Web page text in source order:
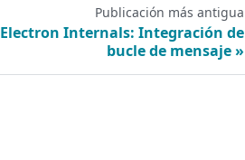
Publicación más antigua
Electron Internals: Integración de
bucle de mensaje